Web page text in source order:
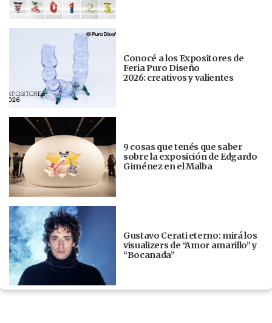
Conocé a los Expositores de
Feria Puro Diseño
2026: creativos y valientes
9 cosas que tenés que saber
sobre la exposición de Edgardo
Giménez en el Malba
Gustavo Cerati eterno: mirá los
visualizers de “Amor amarillo” y
“Bocanada”